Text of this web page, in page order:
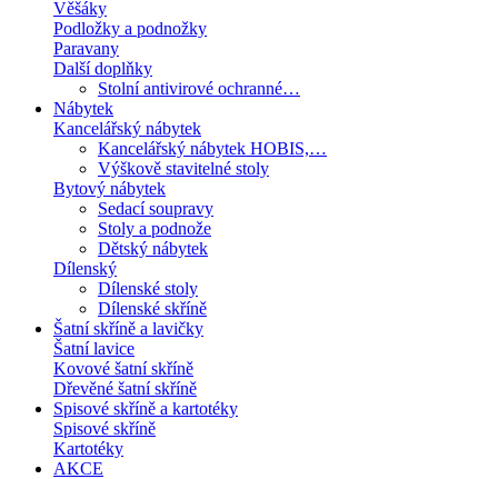
Věšáky
Podložky a podnožky
Paravany
Další doplňky
Stolní antivirové ochranné…
Nábytek
Kancelářský nábytek
Kancelářský nábytek HOBIS,…
Výškově stavitelné stoly
Bytový nábytek
Sedací soupravy
Stoly a podnože
Dětský nábytek
Dílenský
Dílenské stoly
Dílenské skříně
Šatní skříně a lavičky
Šatní lavice
Kovové šatní skříně
Dřevěné šatní skříně
Spisové skříně a kartotéky
Spisové skříně
Kartotéky
AKCE